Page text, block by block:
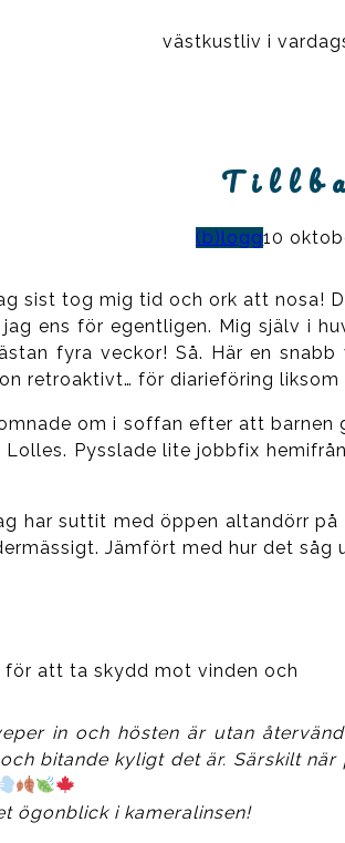
västkustliv i
T i l l b
(b)logg10
sist tog mig tid och ork att
ens för egentligen. Mig själv i
fyra veckor! Så. Här en snabb
retroaktivt… för diarieföring liksom
om i soffan efter att
Lolles. Pysslade lite jobbfix
har suttit med öppen altandörr
Jämfört med hur det
för att ta skydd mot vinden och
in och hösten är utan
bitande kyligt det är. Särskilt
ögonblick i kameralinsen!